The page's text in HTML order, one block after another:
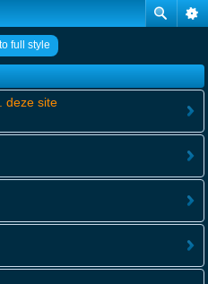
full style
deze site